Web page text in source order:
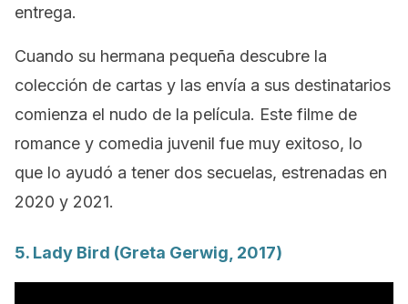
entrega.
Cuando su hermana pequeña descubre la
colección de cartas y las envía a sus destinatarios
comienza el nudo de la película. Este filme de
romance y comedia juvenil fue muy exitoso, lo
que lo ayudó a tener dos secuelas, estrenadas en
2020 y 2021.
5. Lady Bird (Greta Gerwig, 2017)